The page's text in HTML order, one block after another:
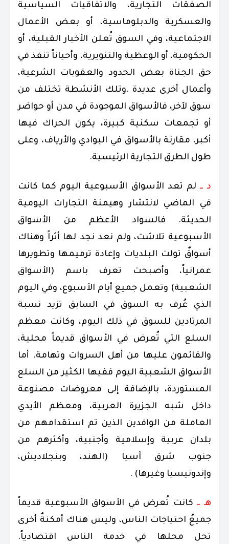
الصفقات التجارية، والاتفاقيات السياسية
والعسكرية والدبلوماسية، أو بعض الأعمال
الاجتماعية، وفي السوق تُعلن الأخبار القبلية، أو
الحكومية، أو الوعظية والتنويرية، وأحياناً تنفذ في
حق الجناة بعض الحدود والعقوبات الشرعية،
وأعمال أخرى عديدة .وتلك الأنشطة تختلف من
سوق لآخر، فالأسواق الموجودة في مدن أو حواضر
أو تجمعات سكنية كبيرة، يكون الحراك فيها
أكبر، مقارنة بالأسواق في البوادي والأرياف، وعلى
طول الطرق التجارية الرئيسية.
د ــ لم تعد الأسواق الأسبوعية اليوم كما كانت
في الماضي لانتشار وهيمنة التجارات اليومية
الحديثة. فالسواد الأعظم من الأسواق
الأسبوعية تلاشت، ولم نعد نجد لها أثراً وهناك
أسواقٌ تولت البلديات وإعادة ترميمها وتطويرها
عمرانياً، وأصبحت تعرف باسم (الأسواق
الشعبية) وتعمل جميع أيام الأسبوع، وفي اليوم
الذي عُرف به السوق في السابق تزيد نسبة
المرتادين للسوق في ذلك اليوم، وكانت معظم
السلع التي تُعرض في الأسواق قديماً محلية،
والقائمون عليها من أهل السروات وتهامة. أما
الأسواق الشعبية اليوم ففيها الكثير من السلع
المستوردة، بالإضافة إلى معروضات مصنوعة
داخل شبه الجزيرة العربية، ومعظم الأيدي
العاملة من الوافدين الذين تم استقدامهم من
بلدان عربية وإسلامية وأجنبية، وأكثرهم من
جنوب شرق آسيا (الهند، وبنجلاديش،
وإندونيسيا وغيرها) .
هـ ــكانت تُعرض في الأسواق الأسبوعية قديماً
جميعُ احتياجات الناس، وليس هناك أمكنةٌ أخرى
تحل محلها في خدمة الناس اقتصادياً.